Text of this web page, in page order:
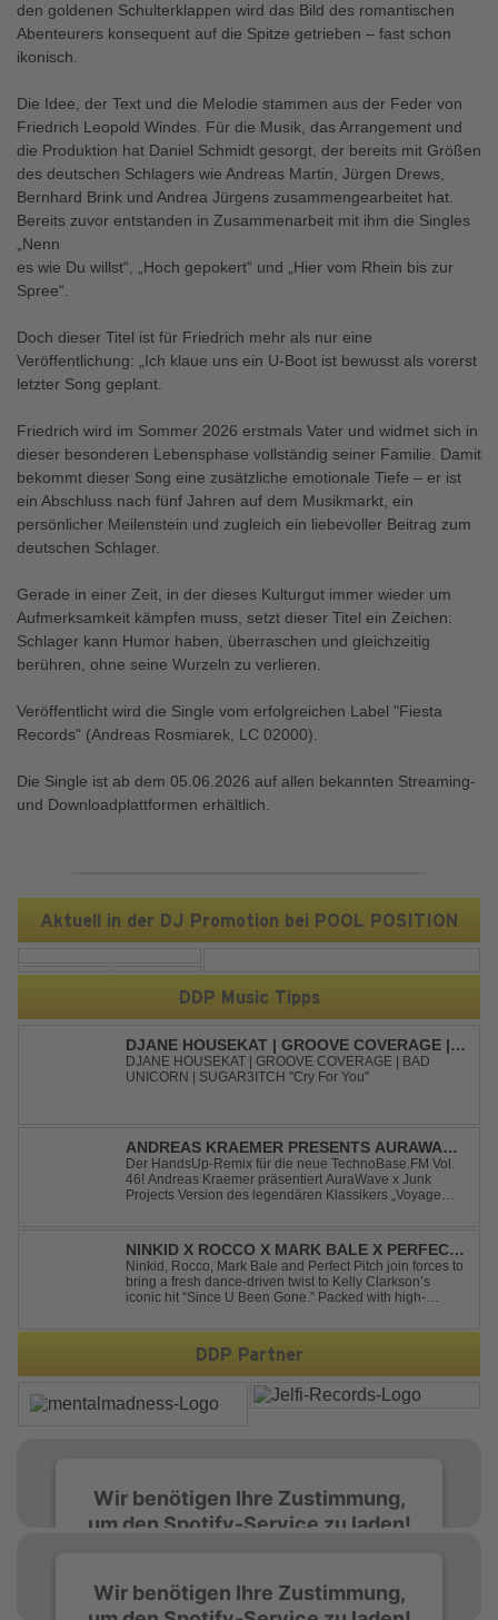
Aktuell in der DJ Promotion bei POOL POSITION
DDP Music Tipps
DJANE HOUSEKAT | GROOVE COVERAGE |
BAD UNICORN | SUGAR3ITCH - CRY FOR
YOU
DJANE HOUSEKAT | GROOVE COVERAGE | BAD
UNICORN | SUGAR3ITCH "Cry For You"
ANDREAS KRAEMER PRESENTS AURAWAVE
X JUNK PROJECT - VOYAGE VOYAGE
(TIMSTER & NINTH REMIX)
Der HandsUp-Remix für die neue TechnoBase.FM Vol.
46! Andreas Kraemer präsentiert AuraWave x Junk
Projects Version des legendären Klassikers „Voyage
Westfalen verwandelt den zeitlosen Song mit druckvoll...
NINKID X ROCCO X MARK BALE X PERFECT
PITCH - SINCE U BEEN GONE
Ninkid, Rocco, Mark Bale and Perfect Pitch join forces to
bring a fresh dance-driven twist to Kelly Clarkson’s
iconic hit “Since U Been Gone.” Packed with high-
this cover is built for peak-time sets, radio rotations and
every dancefloor ...DDP Partner
Wir benötigen Ihre Zustimmung,
um den Spotify-Service zu laden!
einzubetten. Dieser Service kann Daten zu
Wir benötigen Ihre Zustimmung,
den goldenen Schulterklappen wird das Bild des romantischen
Abenteurers konsequent auf die Spitze getrieben – fast schon
ikonisch.
Die Idee, der Text und die Melodie stammen aus der Feder von
Friedrich Leopold Windes. Für die Musik, das Arrangement und
die Produktion hat Daniel Schmidt gesorgt, der bereits mit Größen
des deutschen Schlagers wie Andreas Martin, Jürgen Drews,
Bernhard Brink und Andrea Jürgens zusammengearbeitet hat.
Bereits zuvor entstanden in Zusammenarbeit mit ihm die Singles
„Nenn
es wie Du willst“, „Hoch gepokert“ und „Hier vom Rhein bis zur
Spree“.
Doch dieser Titel ist für Friedrich mehr als nur eine
Veröffentlichung: „Ich klaue uns ein U-Boot ist bewusst als vorerst
letzter Song geplant.
Friedrich wird im Sommer 2026 erstmals Vater und widmet sich in
dieser besonderen Lebensphase vollständig seiner Familie. Damit
bekommt dieser Song eine zusätzliche emotionale Tiefe – er ist
ein Abschluss nach fünf Jahren auf dem Musikmarkt, ein
persönlicher Meilenstein und zugleich ein liebevoller Beitrag zum
deutschen Schlager.
Gerade in einer Zeit, in der dieses Kulturgut immer wieder um
Aufmerksamkeit kämpfen muss, setzt dieser Titel ein Zeichen:
Schlager kann Humor haben, überraschen und gleichzeitig
berühren, ohne seine Wurzeln zu verlieren.
Veröffentlicht wird die Single vom erfolgreichen Label "Fiesta
Records" (Andreas Rosmiarek, LC 02000).
Die Single ist ab dem 05.06.2026 auf allen bekannten Streaming-
und Downloadplattformen erhältlich.